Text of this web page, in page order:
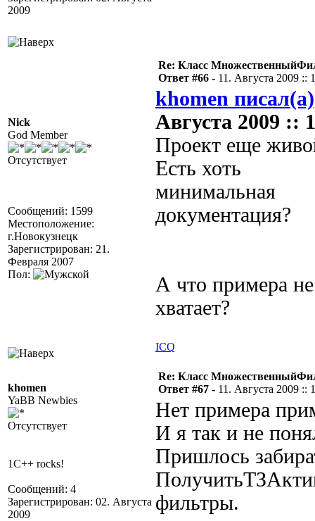
2009
Nick
God Member
Отсутствует
Сообщений: 1599
Местоположение:
г.Новокузнецк
Зарегистрирован: 21.
Февраля 2007
Пол:
Re: Класс
Ответ #66 - 11. Августа 2009 ::
khomen писал(а)
Августа 2009 ::
Проект еще
Есть хоть
минимальная
документация?
А что примера не
хватает?
ICQ
khomen
YaBB Newbies
Отсутствует
1C++ rocks!
Сообщений: 4
Зарегистрирован: 02. Августа
2009
Re: Класс
Ответ #67 - 11. Августа 2009 ::
Нет примера
И я так и не
Пришлось
фильтры.